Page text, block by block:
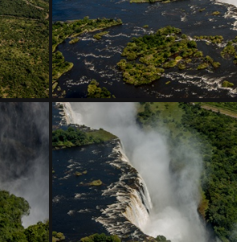
DSC 0444